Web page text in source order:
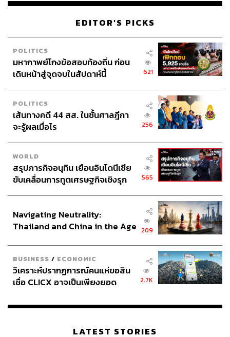
EDITOR'S PICKS
POLITICS
มหากาพย์โกงข้อสอบท้องถิ่น ก่อน
เดินหน้าสู่จุดจบในสัปดาห์นี้
621
POLITICS
เส้นทางคดี 44 สส. ในชั้นศาลฎีกา
จะรู้ผลเมื่อไร
256
WORLD
สรุปภารกิจอนุทิน เยือนอินโดนีเซีย
ขับเคลื่อนการทูตเศรษฐกิจเชิงรุก
565
Navigating Neutrality:
Thailand and China in the Age
209
BUSINESS / ECONOMIC
วิเคราะห์ปรากฏการณ์คนแห่ขอสิน
เชื่อ CLICX อาจเป็นเพียงยอด
เรือนไทยที่ถูกซุกไว้
2.7K
LATEST STORIES